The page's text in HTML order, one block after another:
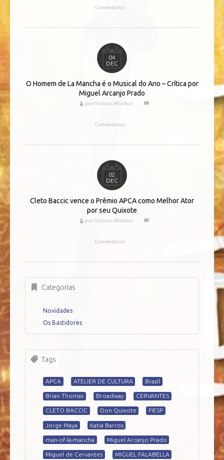
Comentários
04
DEC
O Homem de La Mancha é o Musical do Ano – Crítica por
Miguel Arcanjo Prado
por Vinicius Munhoz
Comentários
02
DEC
Cleto Baccic vence o Prêmio APCA como Melhor Ator
por seu Quixote
por Vinicius Munhoz
Comentários
Categorias
Novidades
Os Bastidores
Tags
APCA ATELIER DE CULTURA Brazil
Brian Thomas Broadway CERVANTES
CLETO BACCIC Don Quixote FIESP
Jorge Maya Katia Barros
man-of-la-mancha Miguel Arcanjo Prado
Miguel de Cervantes MIGUEL FALABELLA